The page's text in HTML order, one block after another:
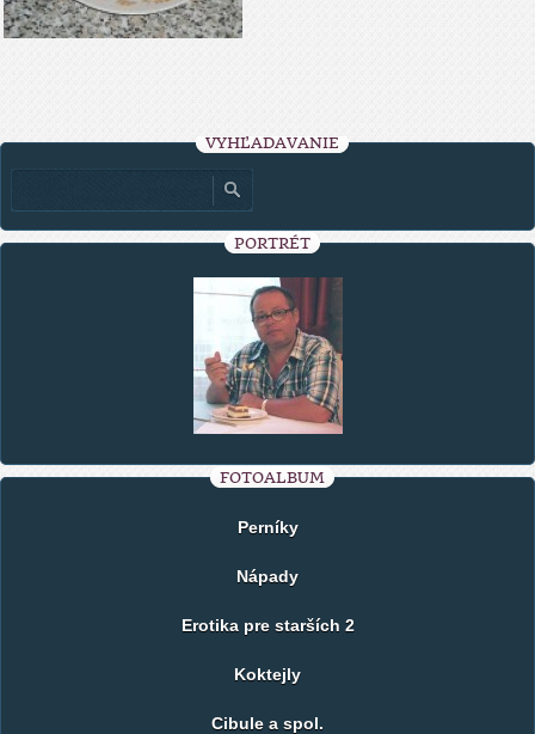
VYHĽADÁVANIE
PORTRÉT
FOTOALBUM
Perníky
Nápady
Erotika pre starších 2
Koktejly
Cibule a spol.